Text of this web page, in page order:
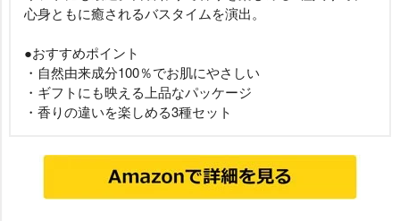
心身ともに癒されるバスタイムを演出。
●おすすめポイント
・自然由来成分100％でお肌にやさしい
・ギフトにも映える上品なパッケージ
・香りの違いを楽しめる3種セット